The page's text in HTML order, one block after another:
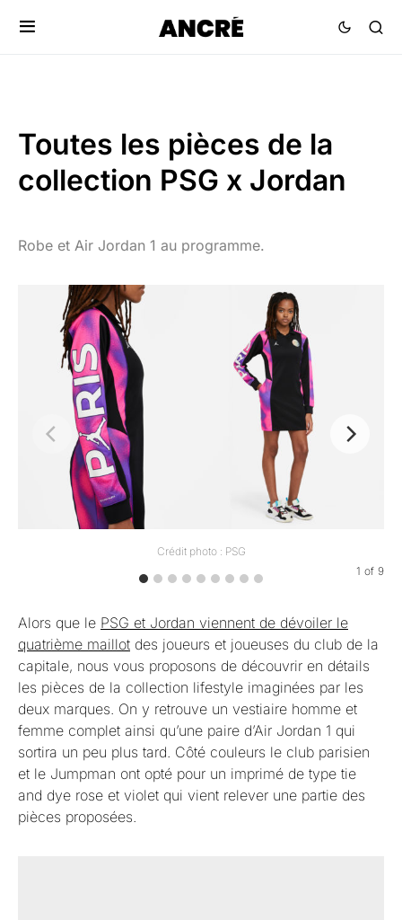
Toutes les pièces de la
collection PSG x Jordan
Robe et Air Jordan 1 au programme.
Crédit photo : PSG
1 of 9
Alors que le PSG et Jordan viennent de dévoiler le
quatrième maillot des joueurs et joueuses du club de la
capitale, nous vous proposons de découvrir en détails
les pièces de la collection lifestyle imaginées par les
deux marques. On y retrouve un vestiaire homme et
femme complet ainsi qu’une paire d’Air Jordan 1 qui
sortira un peu plus tard. Côté couleurs le club parisien
et le Jumpman ont opté pour un imprimé de type tie
and dye rose et violet qui vient relever une partie des
pièces proposées.